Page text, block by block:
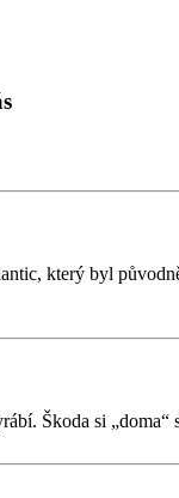
který byl
Škoda si „doma“